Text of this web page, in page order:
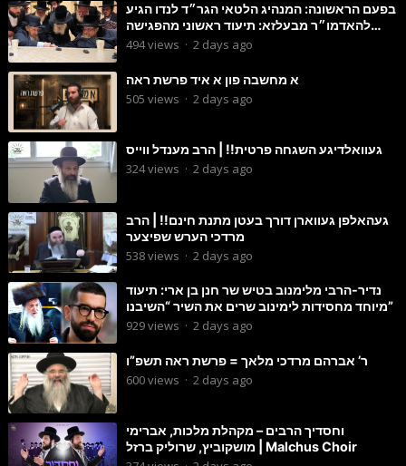
בפעם הראשונה: המנהיג הלטאי הגר״ד לנדו הגיע
להאדמו״ר מבעלזא: תיעוד ראשוני מהפגישה
הנדירה
494views · 2 days ago
א מחשבה פון א איד פרשת ראה
505 views · 2 days ago
געוואלדיגע השגחה פרטית!! | הרב מענדל ווייס
324views · 2 days ago
געהאלפן געווארן דורך בעטן מתנת חינם!! | הרב
מרדכי הערש שפיצער
538views · 2 days ago
נדיר-הרבי מלימנוב בטיש שר חנן בן ארי: תיעוד
מיוחד מחסידות לימינוב שרים את השיר “השיבנו”
929views · 2 days ago
ר’ אברהם מרדכי מלאך = פרשת ראה תשפ”ו
600views · 2 days ago
וחסדיך הרבים – מקהלת מלכות, אברימי
מושקוביץ, שרוליק ברזל | Malchus Choir